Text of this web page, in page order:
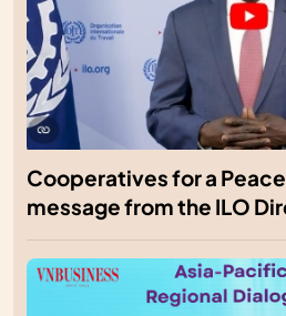
Cooperatives for a
message from the ILO